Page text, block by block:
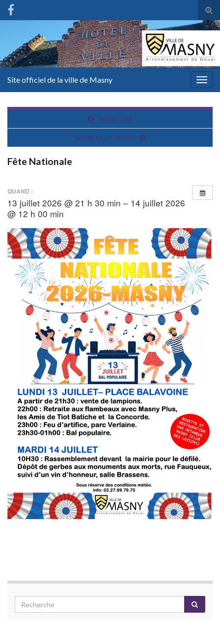
Site officiel de la ville de Masny
Repair café
Sortie à Fort Mahon
Fête Nationale
QUAND :
13 juillet 2026 @ 21 h 30 min – 14 juillet 2026
@ 12 h 00 min